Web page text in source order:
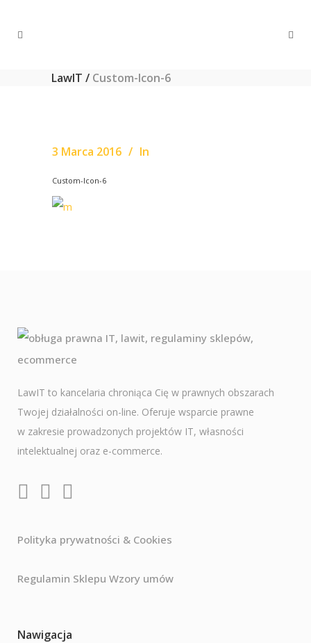
LawIT / Custom-Icon-6
3 Marca 2016 In
Custom-Icon-6
LawIT to kancelaria chroniąca Cię w prawnych obszarach
Twojej działalności on-line. Oferuje wsparcie prawne
w zakresie prowadzonych projektów IT, własności
intelektualnej oraz e-commerce.
Polityka prywatności & Cookies
Regulamin Sklepu Wzory umów
Nawigacja